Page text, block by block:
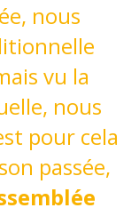
nous
vu la
nous
pour cela
passée,